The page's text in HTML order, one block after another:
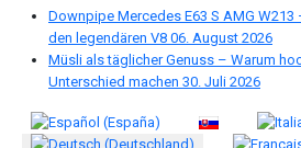
Downpipe Mercedes E63 S AMG
den legendären V8 06. August 2026
Müsli als täglicher Genuss – Warum
Unterschied machen 30. Juli 2026
Sprache auswählen